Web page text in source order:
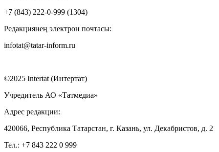
+7 (843) 222-0-999 (1304)
Редакциянең электрон почтасы:
infotat@tatar-inform.ru
©2025 Intertat (Интертат)
Учредитель АО «Татмедиа»
Адрес редакции:
420066, Республика Татарстан, г. Казань, ул. Декабристов, д. 2
Тел.: +7 843 222 0 999